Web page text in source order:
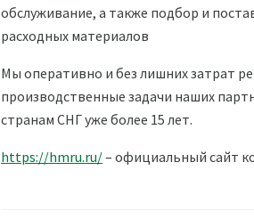
обслуживание, а также подбор и
расходных материалов
Мы оперативно и без лишних затрат
производственные задачи наших
странам СНГ уже более 15 лет.
https://hmru.ru/– официальный сайт